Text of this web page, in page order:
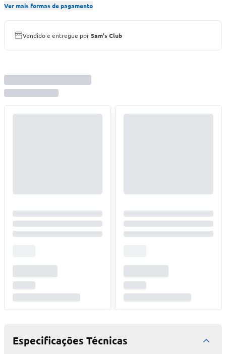
Ver mais formas de pagamento
Vendido e entregue porSam's Club
Especificações Técnicas